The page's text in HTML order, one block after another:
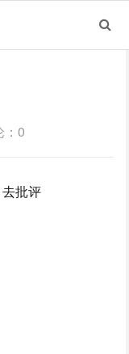
：0
批评